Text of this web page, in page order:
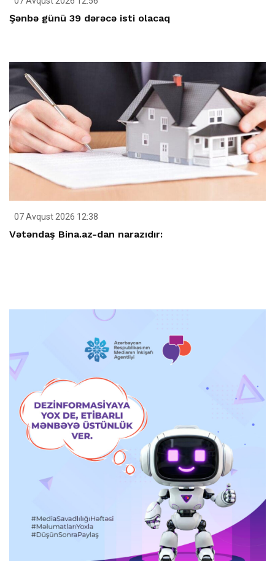
Şənbə günü 39 dərəcə isti olacaq
07 Avqust 2026 12:38
Vətəndaş Bina.az-dan narazıdır: